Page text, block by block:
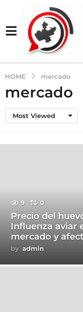
HOME mercado
mercado
Most Viewed
9 0
Precio del
Influenza aviar
mercado y
by admin